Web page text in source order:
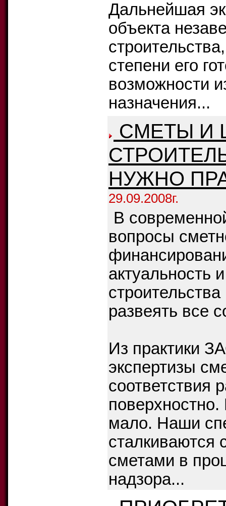
Дальнейшая
объекта
степени его
возможности
назначения...
СМЕТЫ И
НУЖНО
29.09.2008г.
В
вопросы
актуальность
развеять все
Из практики
экспертизы
соответствия
мало. Наши
сметами в
надзора...